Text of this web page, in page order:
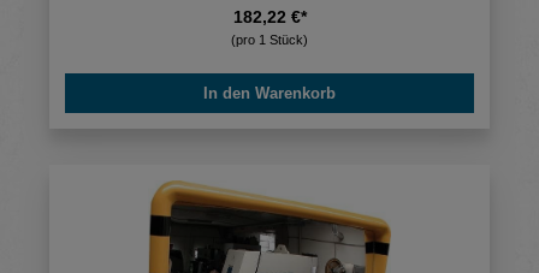
182,22 €*
(pro 1 Stück)
In den Warenkorb